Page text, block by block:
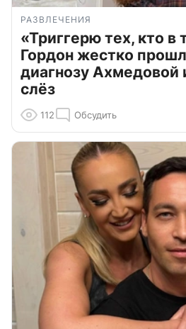
РАЗВЛЕЧЕНИЯ
«Триггерю тех, кто в
Гордон жестко
диагнозу Ахмедовой
слёз
112 Обсудить